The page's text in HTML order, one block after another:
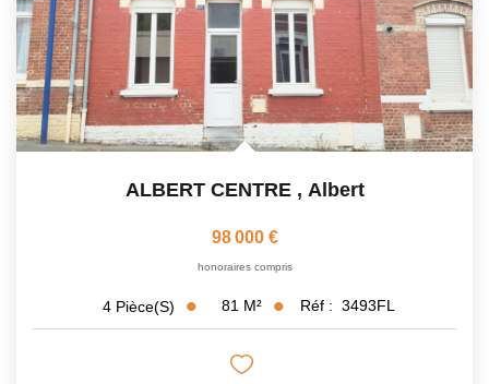
ALBERT CENTRE , Albert
98 000 €
honoraires compris
4 Pièce(s) 81 M² Réf : 3493FL